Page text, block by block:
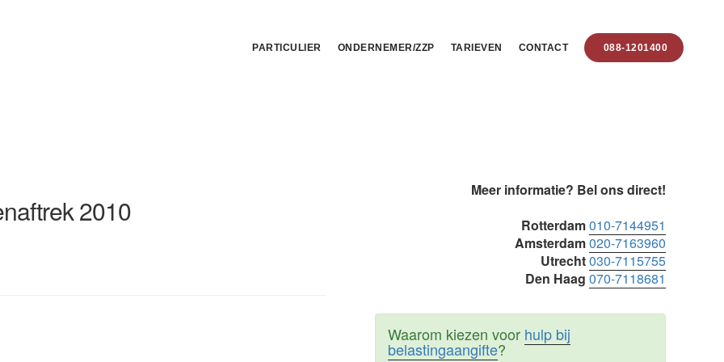
PARTICULIER ONDERNEMER/ZZP TARIEVEN CONTACT 088-1201400
2010
Meer informatie? Bel ons direct!
Rotterdam010-7144951
Amsterdam020-7163960
Utrecht030-7115755
Den Haag 070-7118681
Waarom kiezen voor hulp bij
belastingaangifte?